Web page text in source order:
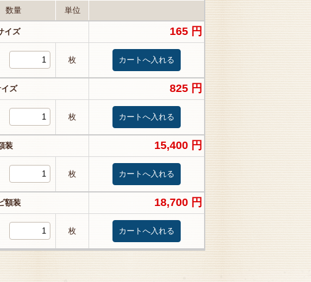
数量 単位
イズ 165 円
枚
ズ 825 円
枚
装 15,400 円
枚
額装 18,700 円
枚